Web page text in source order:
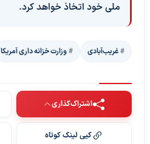
ملی خود اتخاذ خواهد کرد.
غریب‌آبادی وزارت خزانه داری آمریکا
اشتراک‌گذاری
کپی لینک کوتاه